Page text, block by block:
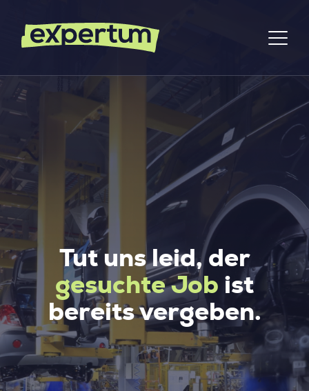
Tut uns leid, der
gesuchte Job ist
bereits vergeben.